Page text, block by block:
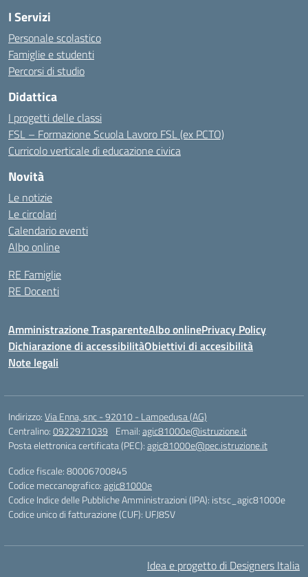
I Servizi
Personale scolastico
Famiglie e studenti
Percorsi di studio
Didattica
I progetti delle classi
FSL – Formazione Scuola Lavoro FSL (ex PCTO)
Curricolo verticale di educazione civica
Novità
Le notizie
Le circolari
Calendario eventi
Albo online
RE Famiglie
RE Docenti
Amministrazione TrasparenteAlbo onlinePrivacy Policy
Dichiarazione di accessibilitàObiettivi di accesibilità
Note legali
Indirizzo:Via Enna, snc - 92010 - Lampedusa (AG)
Centralino:0922971039 Email:agic81000e@istruzione.it
Posta elettronica certificata (PEC):agic81000e@pec.istruzione.it
Codice fiscale: 80006700845
Codice meccanografico:agic81000e
Codice Indice delle Pubbliche Amministrazioni (IPA): istsc_agic81000e
Codice unico di fatturazione (CUF): UFJ8SV
Idea e progetto di Designers Italia